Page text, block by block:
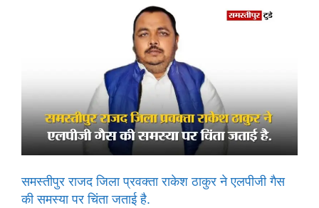
समस्तीपुर राजद जिला प्रवक्ता राकेश ठाकुर ने एलपीजी गैस
की समस्या पर चिंता जताई है.